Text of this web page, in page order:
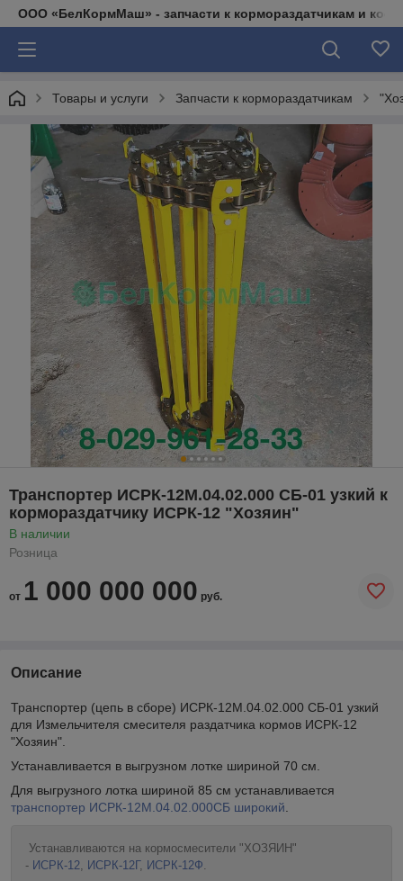
ООО «БелКормМаш» - запчасти к кормораздатчикам и
Товары и услуги Запчасти к кормораздатчикам
Транспортер ИСРК-12М.04.02.000 СБ-01 узкий к
кормораздатчику ИСРК-12 "Хозяин"
В наличии
Розница
от 1 000 000 000 руб.
Описание
Транспортер (цепь в сборе) ИСРК-12М.04.02.000 СБ-01 узкий
для Измельчителя смесителя раздатчика кормов ИСРК-12
"Хозяин".
Устанавливается в выгрузном лотке шириной 70 см.
Для выгрузного лотка шириной 85 см устанавливается
транспортер ИСРК-12М.04.02.000СБ широкий
Устанавливаются на кормосмесители "ХОЗЯИН"
- ИСРК-12 ИСРК-12Г, ИСРК-12Ф